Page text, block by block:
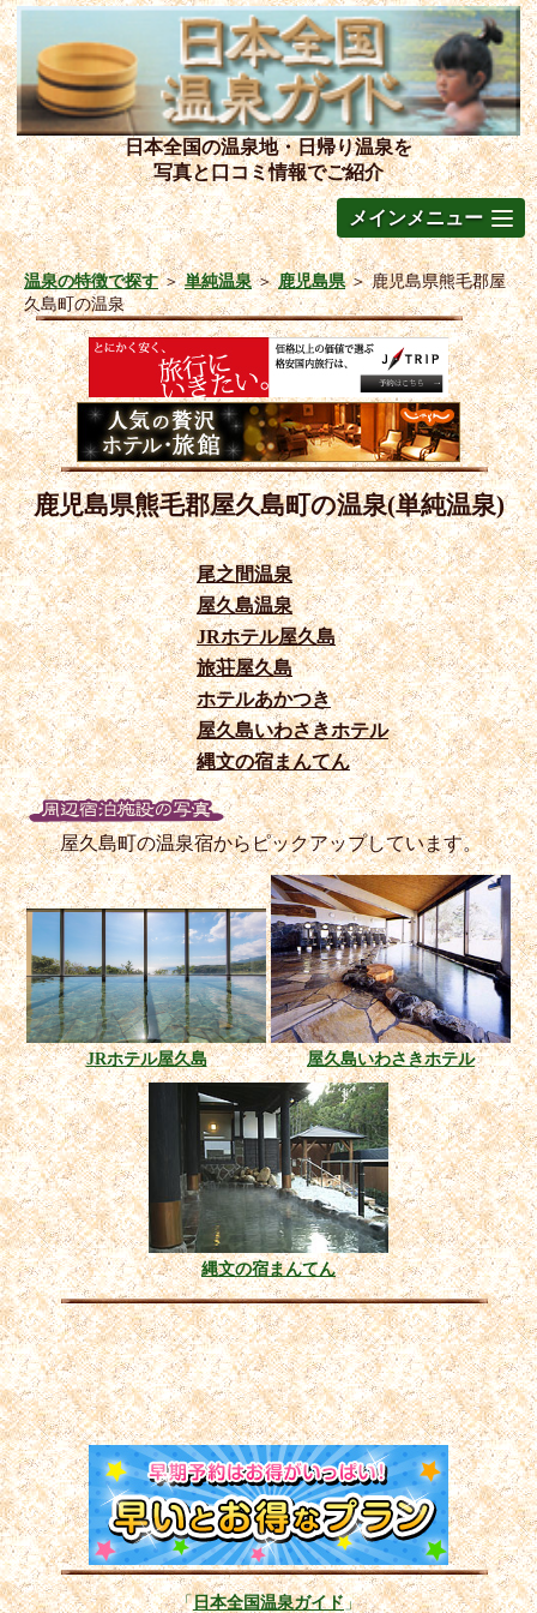
日本全国の温泉地・日帰り温泉を
写真と口コミ情報でご紹介
メインメニュー
温泉の特徴で探す＞単純温泉＞鹿児島県＞鹿児島県熊毛郡屋
久島町の温泉
鹿児島県熊毛郡屋久島町の温泉(単純温泉)
尾之間温泉
屋久島温泉
JRホテル屋久島
旅荘屋久島
ホテルあかつき
屋久島いわさきホテル
縄文の宿まんてん
屋久島町の温泉宿からピックアップしています。
JRホテル屋久島 屋久島いわさきホテル
縄文の宿まんてん
「日本全国温泉ガイド」